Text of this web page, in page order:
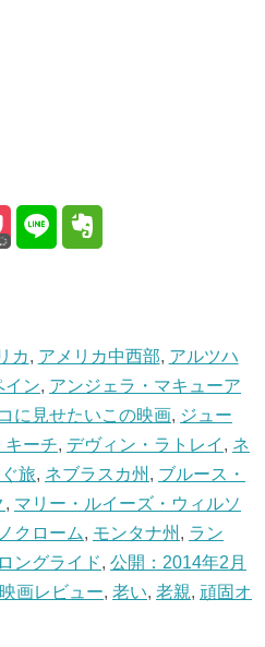
カ, アメリカ中西部, アルツハ
イン, アンジェラ・マキューア
に見せたいこの映画, ジュー
キーチ, デヴィン・ラトレイ , ネ
旅, ネブラスカ州 , ブルース・
, マリー・ルイーズ・ウィルソ
クローム, モンタナ州 , ラン
ロングライド, 公開：2014年2月
映画レビュー, 老い, 老親, 頑固オ